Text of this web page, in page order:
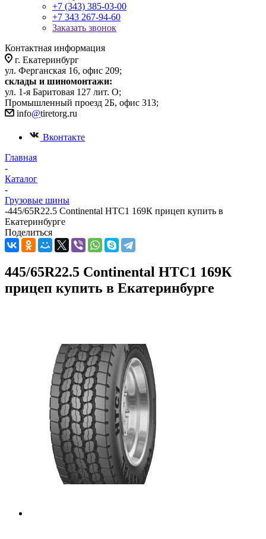
+7 (343) 385-03-00
+7 343 267-94-60
Заказать звонок
Контактная информация
г. Екатеринбург
ул. Ферганская 16, офис 209;
склады и шиномонтажи:
ул. 1-я Баритовая 127 лит. О;
Промышленный проезд 2Б, офис 313;
info@tiretorg.ru
Вконтакте
Главная
-
Каталог
-
Грузовые шины
-445/65R22.5 Continental HTC1 169К прицеп купить в
Екатеринбурге
Поделиться
445/65R22.5 Continental HTC1 169К
прицеп купить в Екатеринбурге